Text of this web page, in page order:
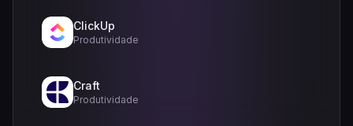
ClickUp
Produtividade
Craft
Produtividade